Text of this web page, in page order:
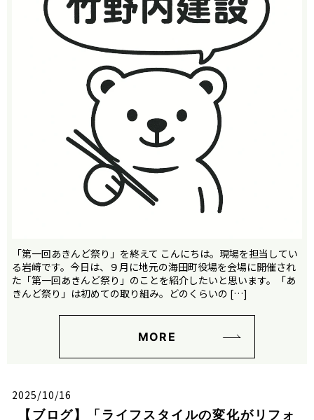
「第一回あきんど祭り」を終えて こんにちは。現場を担当してい
る岩﨑です。今日は、９月に地元の海田町役場を会場に開催され
た「第一回あきんど祭り」のことを紹介したいと思います。「あ
きんど祭り」は初めての取り組み。どのくらいの […]
MORE
2025/10/16
【ブログ】「ライフスタイルの変化がリフォ